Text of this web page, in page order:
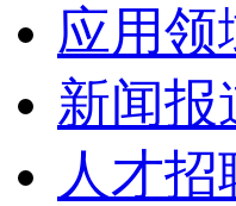
应用领
新闻报
人才招